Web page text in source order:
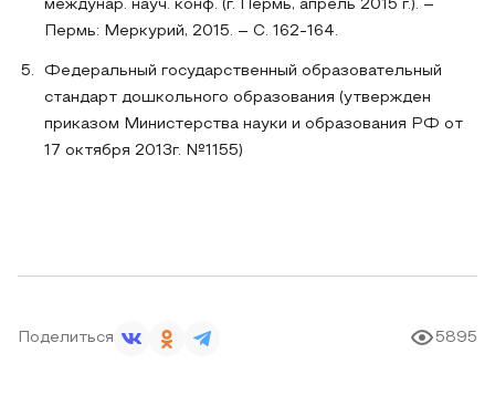
междунар. науч. конф. (г. Пермь, апрель 2015 г.). –
Пермь: Меркурий, 2015. – С. 162-164.
Федеральный государственный образовательный
стандарт дошкольного образования (утвержден
приказом Министерства науки и образования РФ от
17 октября 2013г. №1155)
Поделиться 5895